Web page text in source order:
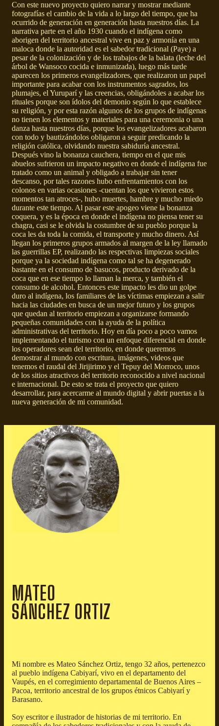
Con este nuevo proyecto quiero narrar y mostrar mediante
fotografías el cambio de la vida a lo largo del tiempo, que ha
ocurrido de generación en generación hasta nuestros días. La
narrativa parte en el año 1930 cuando el indígena como
aborigen del territorio ancestral vive en paz y armonía en una
maloca donde la autoridad es el sabedor tradicional (Paye) a
pesar de la colonización y de los trabajos de la balata (leche del
árbol de Wansoco cocida e inmunizada), luego más tarde
aparecen los primeros evangelizadores, que realizaron un papel
importante para acabar con los instrumentos sagrados, los
plumajes, el Yuruparí y las creencias, obligándoles a acabar los
rituales porque son ídolos del demonio según lo que establece
su religión, y por esta razón algunos de los grupos de indígenas
no tienen los elementos y materiales para una ceremonia o una
danza hasta nuestros días, porque los evangelizadores acabaron
con todo y bautizándolos obligaron a seguir predicando la
religión católica, olvidando nuestra sabiduría ancestral.
Después vino la bonanza cauchera, tiempo en el que mis
abuelos sufrieron un impacto negativo en donde el indígena fue
tratado como un animal y obligado a trabajar sin tener
descanso, por tales razones hubo enfrentamientos con los
colonos en varias ocasiones -cuentan los que vivieron estos
momentos tan atroces-, hubo muertes, hambre y mucho miedo
durante este tiempo. Al pasar este apogeo viene la bonanza
coquera, y es la época en donde el indígena no piensa tener su
chagra, casi se le olvida la costumbre de su pueblo porque la
coca les da toda la comida, el transporte y mucho dinero. Así
llegan los primeros grupos armados al margen de la ley llamado
las guerrillas EP, realizando las respectivas limpiezas sociales
porque ya la sociedad indígena como tal se ha degenerado
bastante en el consumo de basucos, producto derivado de la
coca que en ese tiempo lo llaman la merca, y también el
consumo de alcohol. Entonces este impacto les dio un golpe
duro al indígena, los familiares de las víctimas empiezan a salir
hacia las ciudades en busca de un mejor futuro y los grupos
que quedan al territorio empiezan a organizarse formando
pequeñas comunidades con la ayuda de la política
administrativas del territorio. Hoy en día poco a poco vamos
implementando el turismo con un enfoque diferencial en donde
los operadores sean del territorio, en donde queremos
demostrar al mundo con escritura, imágenes, videos que
tenemos el raudal del Jirijirimo y el Tepuy del Morroco, unos
de los sitios atractivos del territorio reconocido a nivel nacional
e internacional. De esto se trata el proyecto que quiero
desarrollar, para acercarme al mundo digital y abrir puertas a la
nueva generación de mi comunidad.
MATEO
SÁNCHEZ ORTIZ
Mi nombre es Mateo Sánchez Ortiz, tengo 32 años, pertenezco
al pueblo indígena Cabiyarí, vivo en el departamento del
Vaupés, en el corregimiento departamental de Buenos Aires –
Pacoa, territorio ancestral de los grupos étnicos Cabiyarí y
Barasano.
Soy escritor e ilustrador de historias de mi territorio. En